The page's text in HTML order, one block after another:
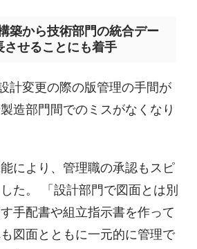
築から技術部門の統合デー
させることにも着手
計変更の際の版管理の手間が
造部門間でのミスがなくなり
により、管理職の承認もスピ
た。 「設計部門で図面とは別
手配書や組立指示書を作って
図面とともに一元的に管理で